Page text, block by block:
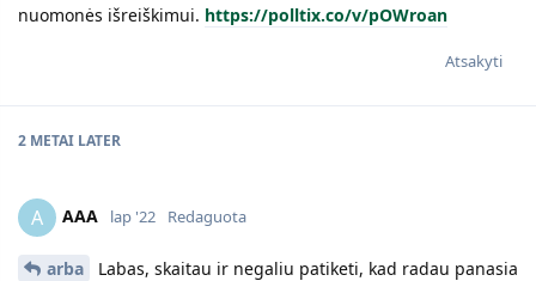
nuomonės išreiškimui. https://polltix.co/v/pOWroan
Atsakyti
2 METAI LATER
A AAA lap '22 Redaguota
arba
Labas, skaitau ir negaliu patiketi, kad radau panasia